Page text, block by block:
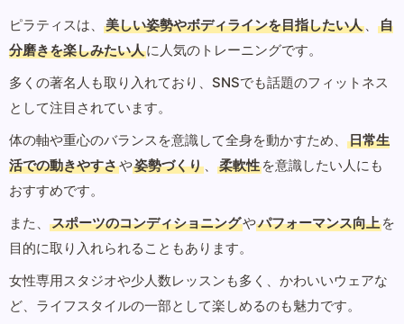
ピラティスは、 美しい姿勢やボディラインを目指したい人 、
自
分磨きを楽しみたい人に人気のトレーニングです。
多くの著名人も取り入れており、SNSでも話題のフィットネス
として注目されています。
体の軸や重心のバランスを意識して全身を動かすため、
日常生
活での動きやすさや姿勢づくり 、 柔軟性 を意識したい人にも
おすすめです。
また、
スポーツのコンディショニングやパフォーマンス向上 を
目的に取り入れられることもあります。
女性専用スタジオや少人数レッスンも多く、かわいいウェアな
ど、ライフスタイルの一部として楽しめるのも魅力です。